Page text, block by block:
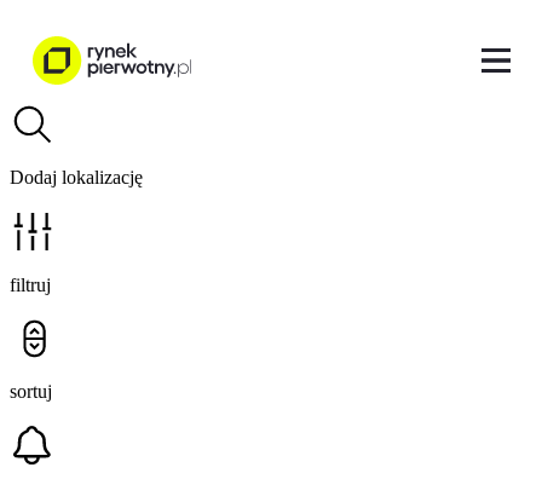
Dodaj lokalizację
filtruj
sortuj